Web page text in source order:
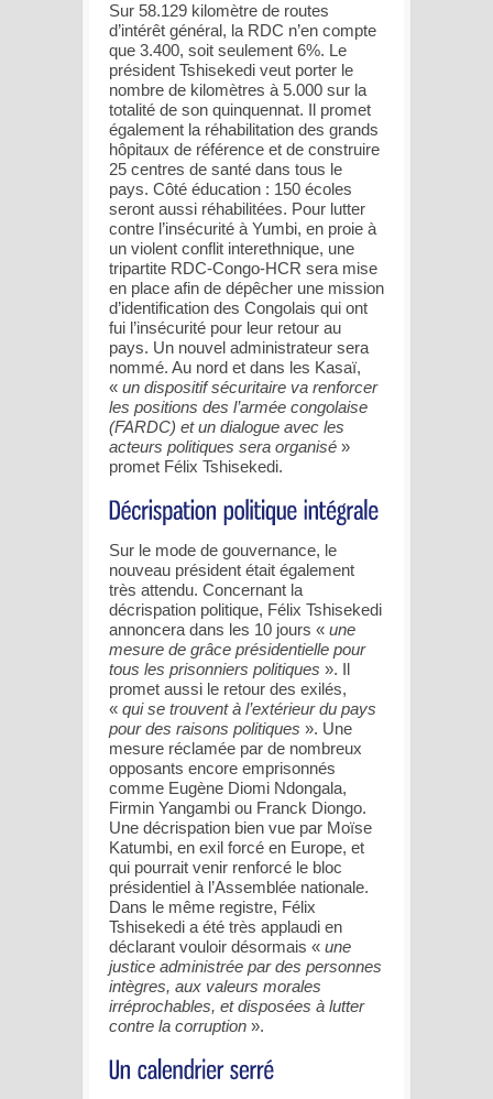
Sur 58.129 kilomètre de routes
d’intérêt général, la RDC n’en compte
que 3.400, soit seulement 6%. Le
président Tshisekedi veut porter le
nombre de kilomètres à 5.000 sur la
totalité de son quinquennat. Il promet
également la réhabilitation des grands
hôpitaux de référence et de construire
25 centres de santé dans tous le
pays. Côté éducation : 150 écoles
seront aussi réhabilitées. Pour lutter
contre l’insécurité à Yumbi, en proie à
un violent conflit interethnique, une
tripartite RDC-Congo-HCR sera mise
en place afin de dépêcher une mission
d’identification des Congolais qui ont
fui l’insécurité pour leur retour au
pays. Un nouvel administrateur sera
nommé. Au nord et dans les Kasaï,
« un dispositif sécuritaire va renforcer
les positions des l’armée congolaise
(FARDC) et un dialogue avec les
acteurs politiques sera organisé »
promet Félix Tshisekedi.
Sur le mode de gouvernance, le
nouveau président était également
très attendu. Concernant la
décrispation politique, Félix Tshisekedi
annoncera dans les 10 jours « une
mesure de grâce présidentielle pour
tous les prisonniers politiques ». Il
promet aussi le retour des exilés,
« qui se trouvent à l’extérieur du pays
pour des raisons politiques ». Une
mesure réclamée par de nombreux
opposants encore emprisonnés
comme Eugène Diomi Ndongala,
Firmin Yangambi ou Franck Diongo.
Une décrispation bien vue par Moïse
Katumbi, en exil forcé en Europe, et
qui pourrait venir renforcé le bloc
présidentiel à l’Assemblée nationale.
Dans le même registre, Félix
Tshisekedi a été très applaudi en
déclarant vouloir désormais « une
justice administrée par des personnes
intègres, aux valeurs morales
irréprochables, et disposées à lutter
contre la corruption ».